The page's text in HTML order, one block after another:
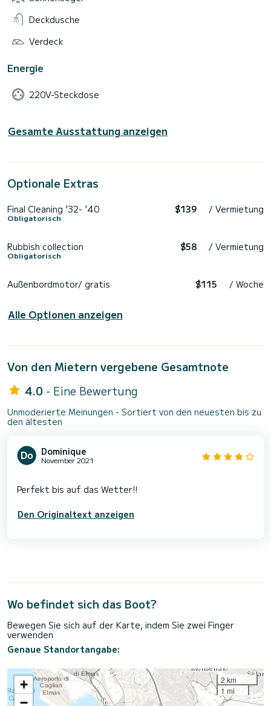
Deckdusche
Verdeck
Energie
220V-Steckdose
Gesamte Ausstattung anzeigen
Optionale Extras
Final Cleaning '32- '40
Obligatorisch
$139 / Vermietung
Rubbish collection
Obligatorisch
$58 / Vermietung
Außenbordmotor/ gratis $115 / Woche
Alle Optionen anzeigen
Von den Mietern vergebene Gesamtnote
4.0 - Eine Bewertung
Unmoderierte Meinungen - Sortiert von den neuesten bis zu
den ältesten
Dominique
November 2021
Den Originaltext anzeigen
Wo befindet sich das Boot?
Bewegen Sie sich auf der Karte, indem Sie zwei Finger
verwenden
Genaue Standortangabe:
+
−
2 km
1 mi